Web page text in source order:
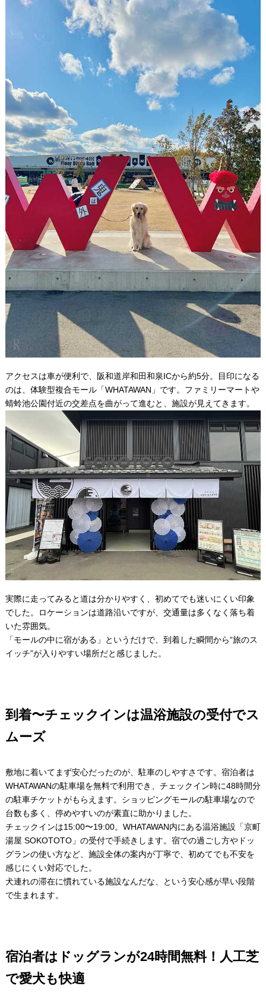
アクセスは車が便利で、阪和道岸和田和泉ICから約5分。目印になる
のは、体験型複合モール「WHATAWAN」です。ファミリーマートや
蜻蛉池公園付近の交差点を曲がって進むと、施設が見えてきます。
実際に走ってみると道は分かりやすく、初めてでも迷いにくい印象
でした。ロケーションは道路沿いですが、交通量は多くなく落ち着
いた雰囲気。
「モールの中に宿がある」というだけで、到着した瞬間から“旅のス
イッチ”が入りやすい場所だと感じました。
到着〜チェックインは温浴施設の受付でス
ムーズ
敷地に着いてまず安心だったのが、駐車のしやすさです。宿泊者は
WHATAWANの駐車場を無料で利用でき、チェックイン時に48時間分
の駐車チケットがもらえます。ショッピングモールの駐車場なので
台数も多く、停めやすいのが素直に助かりました。
チェックインは15:00〜19:00。WHATAWAN内にある温浴施設「京町
湯屋 SOKOTOTO」の受付で手続きします。宿での過ごし方やドッ
グランの使い方など、施設全体の案内が丁寧で、初めてでも不安を
感じにくい対応でした。
犬連れの滞在に慣れている施設なんだな、という安心感が早い段階
で生まれます。
宿泊者はドッグランが24時間無料！人工芝
で愛犬も快適